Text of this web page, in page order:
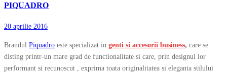
PIQUADRO
20 aprilie 2016
Brandul Piquadro este specializat in genti si accesorii business, care se
disting printr-un mare grad de functionalitate si care, prin designul lor
performant si recunoscut , exprima toata originalitatea si eleganta stilului